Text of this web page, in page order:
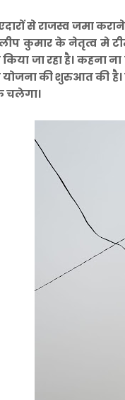
से राजस्व जमा
कुमार के नेतृत्व मे
जा रहा है। कहना
की शुरुआत की
चलेगा।